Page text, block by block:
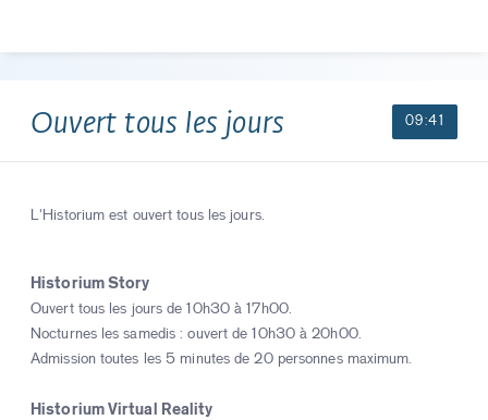
Ouvert tous les jours 09:41
L'Historium est ouvert tous les jours.
Historium Story
Ouvert tous les jours de 10h30 à 17h00.
Nocturnes les samedis : ouvert de 10h30 à 20h00.
Admission toutes les 5 minutes de 20 personnes maximum.
Historium Virtual Reality